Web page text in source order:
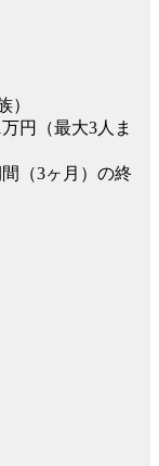
）
円（最大3人ま
（3ヶ月）の終